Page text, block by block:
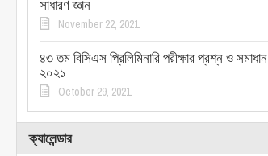
সাধারণ জ্ঞান
November 22, 2021
৪৩ তম বিসিএস প্রিলিমিনারি পরীক্ষার প্রশ্ন ও সমাধান
২০২১
October 29, 2021
ক্যালেন্ডার